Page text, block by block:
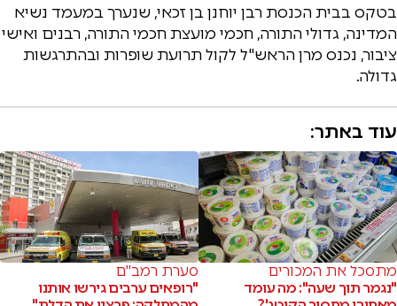
בטקס בבית הכנסת רבן יוחנן בן זכאי, שנערך במעמד נשיא
המדינה, גדולי התורה, חכמי מועצת חכמי התורה, רבנים ואישי
ציבור, נכנס מרן הראש"ל לקול תרועת שופרות ובהתרגשות
גדולה.
עוד באתר:
מתסכל את המכורים
"נגמר תוך שעה": מה עומד
סערת רמב"ם
"רופאים ערבים גירשו אותנו